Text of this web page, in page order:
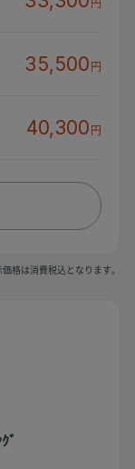
35,500円
40,300円
格は消費税込となります。
ﾞ